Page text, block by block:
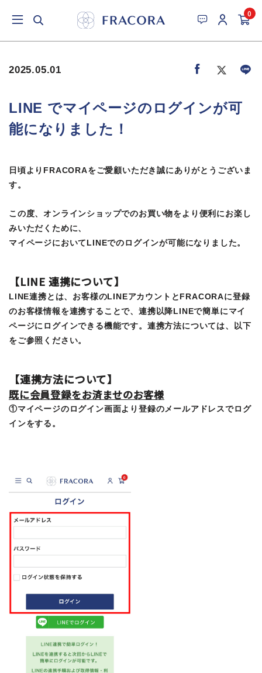
0
2025.05.01
LINE でマイページのログインが可
能になりました！
日頃よりFRACORAをご愛顧いただき誠にありがとうございま
す。
この度、オンラインショップでのお買い物をより便利にお楽し
みいただくために、
マイページにおいてLINEでのログインが可能になりました。
【LINE 連携について】
LINE連携とは、お客様のLINEアカウントとFRACORAに登録
のお客様情報を連携することで、連携以降LINEで簡単にマイ
ページにログインできる機能です。連携方法については、以下
をご参照ください。
【連携方法について】
既に会員登録をお済ませのお客様
①マイページのログイン画面より登録のメールアドレスでログ
インをする。